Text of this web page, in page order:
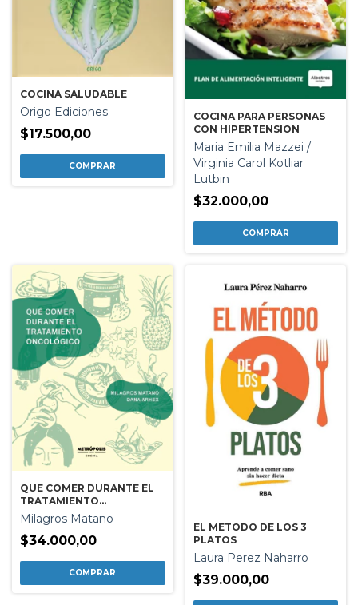
COCINA SALUDABLE
Origo Ediciones
$17.500,00
COCINA PARA PERSONAS
CON HIPERTENSION
Maria Emilia Mazzei /
Virginia Carol Kotliar
Lutbin
$32.000,00
QUE COMER DURANTE EL
TRATAMIENTO
ONCOLOGICO
Milagros Matano
$34.000,00
EL METODO DE LOS 3
PLATOS
Laura Perez Naharro
$39.000,00